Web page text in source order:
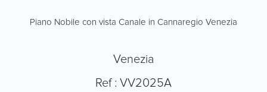
Piano Nobile con vista Canale in Cannaregio Venezia
Venezia
Ref : VV2025A